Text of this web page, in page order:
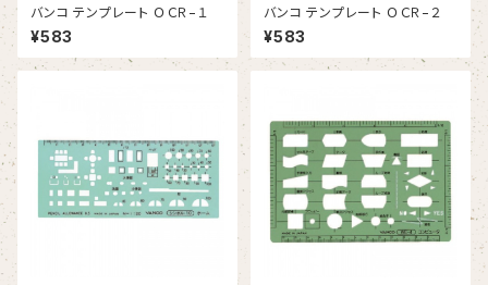
バンコ テンプレート ＯＣＲ−１
¥583
バンコ テンプレート ＯＣＲ−２
¥583